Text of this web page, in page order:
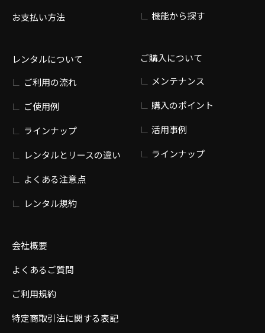
お支払い方法
レンタルについて
ご利用の流れ
ご使用例
ラインナップ
レンタルとリースの違い
よくある注意点
レンタル規約
会社概要
よくあるご質問
ご利用規約
特定商取引法に関する表記
機能から探す
ご購入について
メンテナンス
購入のポイント
活用事例
ラインナップ